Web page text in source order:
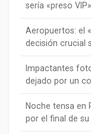
sería «preso
Aeropuertos: el
decisión crucial
Impactantes
dejado por un
Noche tensa en
por el final de